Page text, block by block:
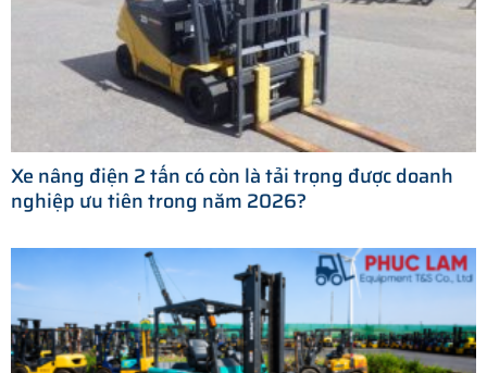
Xe nâng điện 2 tấn có còn là tải trọng được doanh
nghiệp ưu tiên trong năm 2026?